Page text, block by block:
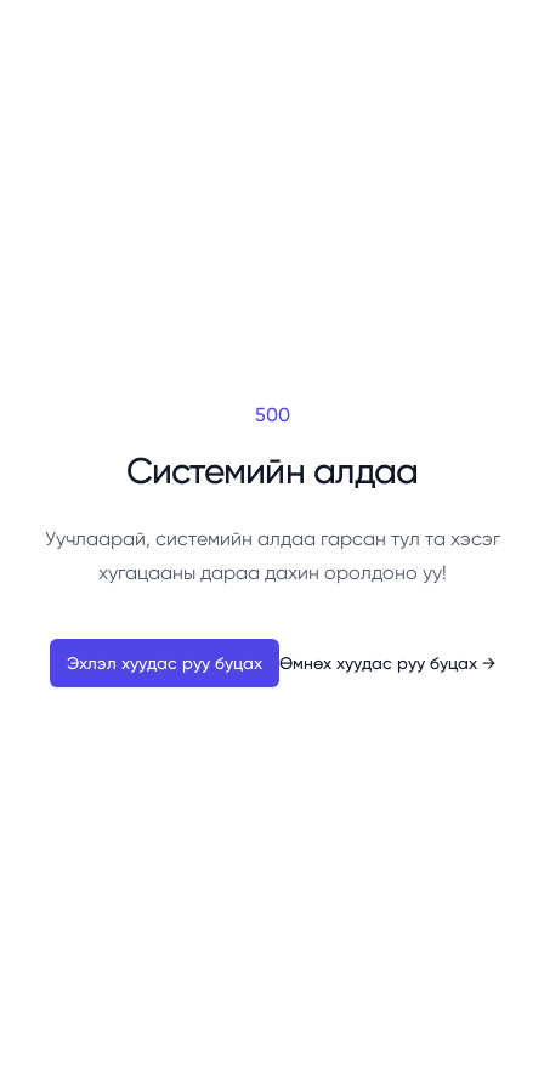
500
Системийн алдаа
Уучлаарай, системийн алдаа гарсан тул та хэсэг
хугацааны дараа дахин оролдоно уу!
Эхлэл хуудас руу буцах Өмнөх хуудас руу буцах →